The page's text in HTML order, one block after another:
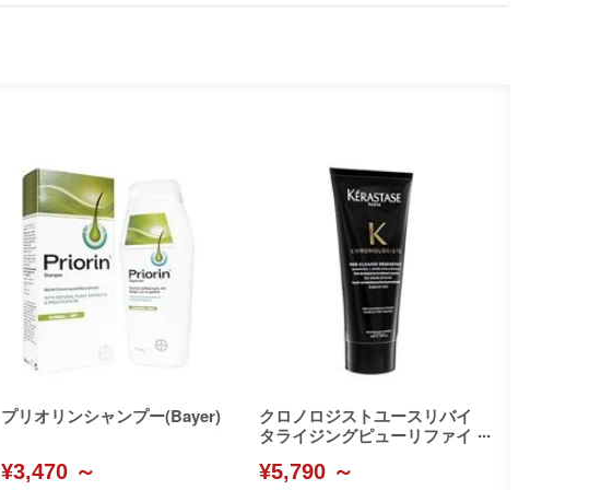
プリオリンシャンプー(Bayer)
¥3,470 ～
クロノロジストユースリバイ
タライジングピューリファイ
e)
¥5,790 ～